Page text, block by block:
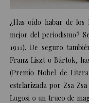
¿Has oído habar de los
mejor del periodismo?
1911). De seguro
Franz Liszto Bártok,
(Premio Nobel de
estelarizada por Zsa
Lugosi o un truco de